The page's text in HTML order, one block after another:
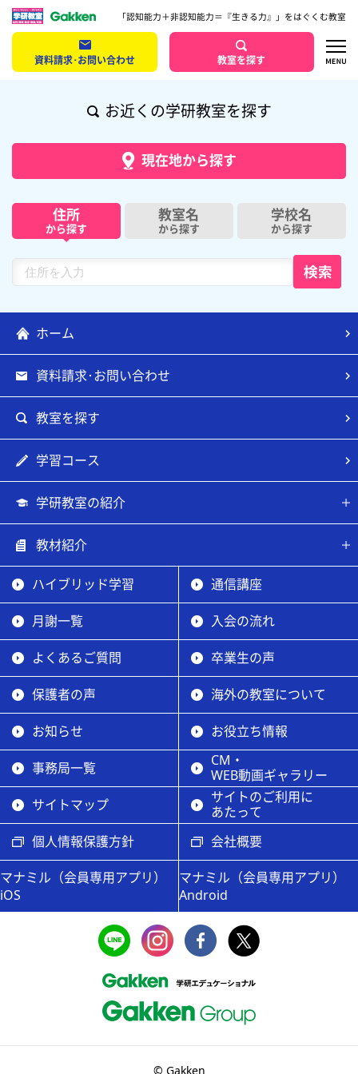
「認知能力＋非認知能力＝『生きる力』」をはぐくむ教室
資料請求･お問い合わせ 教室を探す
お近くの学研教室を探す
現在地から探す
住所
から探す
教室名
から探す
学校名
から探す
ホーム
資料請求･お問い合わせ
教室を探す
学習コース
学研教室の紹介
教材紹介
ハイブリッド学習 通信講座
月謝一覧 入会の流れ
よくあるご質問 卒業生の声
保護者の声 海外の教室について
お知らせ お役立ち情報
事務局一覧
CM・
WEB動画ギャラリー
サイトマップ
サイトのご利用に
あたって
個人情報保護方針
会社概要
マナミル（会員専用アプリ）
iOS
マナミル（会員専用アプリ）
Android
© Gakken